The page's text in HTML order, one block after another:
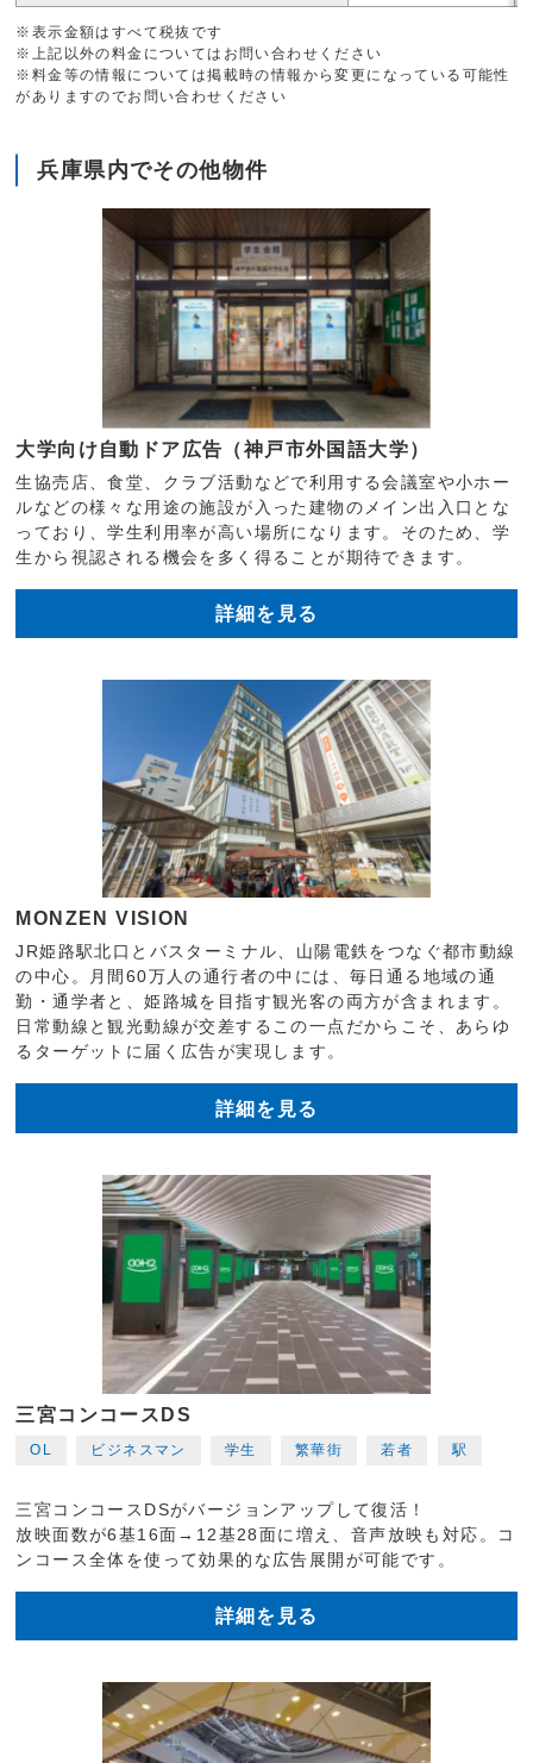
※表示金額はすべて税抜です
※上記以外の料金についてはお問い合わせください
※料金等の情報については掲載時の情報から変更になっている可能性
がありますのでお問い合わせください
兵庫県内でその他物件
大学向け自動ドア広告（神戸市外国語大学）
生協売店、食堂、クラブ活動などで利用する会議室や小ホー
ルなどの様々な用途の施設が入った建物のメイン出入口とな
っており、学生利用率が高い場所になります。そのため、学
生から視認される機会を多く得ることが期待できます。
詳細を見る
MONZEN VISION
JR姫路駅北口とバスターミナル、山陽電鉄をつなぐ都市動線
の中心。月間60万人の通行者の中には、毎日通る地域の通
勤・通学者と、姫路城を目指す観光客の両方が含まれます。
日常動線と観光動線が交差するこの一点だからこそ、あらゆ
るターゲットに届く広告が実現します。
詳細を見る
三宮コンコースDS
OL ビジネスマン 学生 繁華街 若者 駅
三宮コンコースDSがバージョンアップして復活！
放映面数が6基16面→12基28面に増え、音声放映も対応。コ
ンコース全体を使って効果的な広告展開が可能です。
詳細を見る